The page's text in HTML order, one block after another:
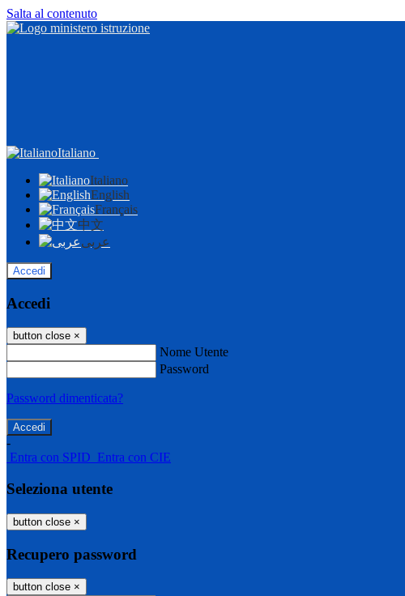
Salta al contenuto
Italiano
Italiano
English
Français
中文
عربى
Accedi
Accedi
button close ×
Nome Utente
Password
Password dimenticata?
-
Entra con SPID Entra con CIE
Seleziona utente
button close ×
Recupero password
button close ×